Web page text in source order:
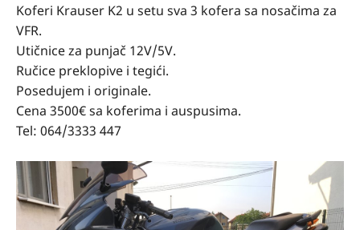
Koferi Krauser K2 u setu sva 3 kofera sa nosačima za
VFR.
Utičnice za punjač 12V/5V.
Ručice preklopive i tegići.
Posedujem i originale.
Cena 3500€ sa koferima i auspusima.
Tel: 064/3333 447